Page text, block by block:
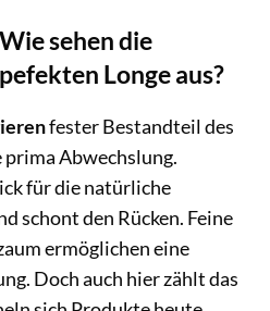
sehen die
Longe aus?
fester Bestandteil des
Abwechslung.
für die natürliche
schont den Rücken. Feine
ermöglichen eine
Doch auch hier zählt das